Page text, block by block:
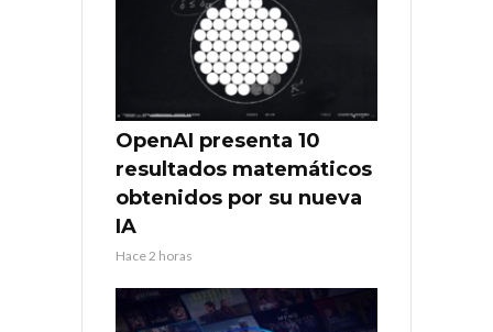
OpenAI presenta 10
resultados matemáticos
obtenidos por su nueva
IA
Hace 2 horas